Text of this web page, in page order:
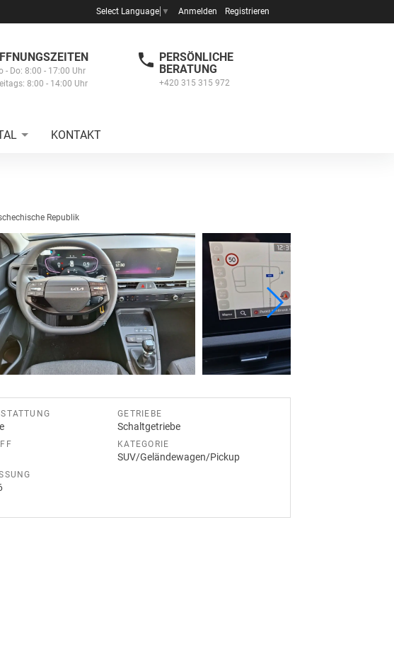
Anmelden Registrieren
Select Language ▼
- Do: 8:00 - 17:00 Uhr
8:00 - 14:00 Uhr
PERSÖNLICHE
BERATUNG
+420 315 315 972
KONTAKT
Republik
GETRIEBE
Schaltgetriebe
KATEGORIE
SUV/Geländewagen/Pickup